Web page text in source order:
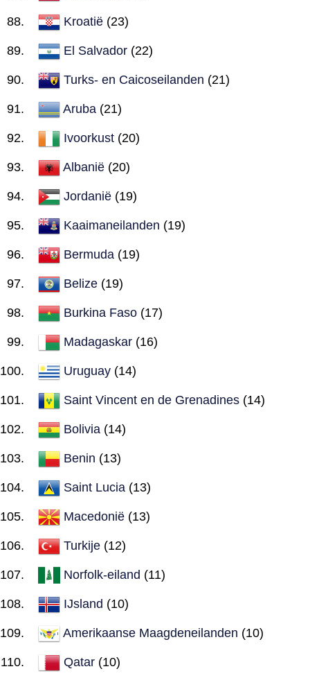
Kroatië (23)
El Salvador (22)
Turks- en Caicoseilanden (21)
Aruba (21)
Ivoorkust (20)
Albanië (20)
Jordanië (19)
Kaaimaneilanden (19)
Bermuda (19)
Belize (19)
Burkina Faso (17)
Madagaskar (16)
Uruguay (14)
Saint Vincent en de Grenadines (14)
Bolivia (14)
Benin (13)
Saint Lucia (13)
Macedonië (13)
Turkije (12)
Norfolk-eiland (11)
IJsland (10)
Amerikaanse Maagdeneilanden (10)
Qatar (10)